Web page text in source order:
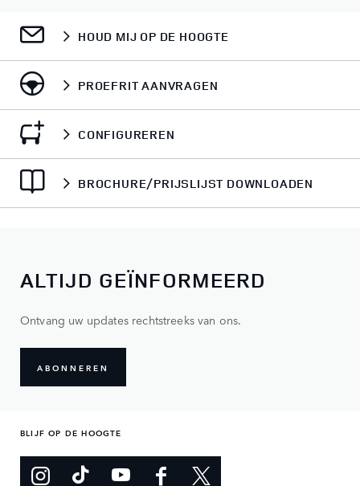
HOUD MIJ OP DE HOOGTE
PROEFRIT AANVRAGEN
CONFIGUREREN
BROCHURE/PRIJSLIJST DOWNLOADEN
ALTIJD GEÏNFORMEERD
Ontvang uw updates rechtstreeks van ons.
ABONNEREN
BLIJF OP DE HOOGTE